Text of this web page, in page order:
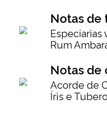
Notas de
Especiarias
Rum
Notas de
Acorde de
Íris e